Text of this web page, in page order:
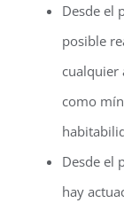
Desde el
posible
cualquier
como
Desde el
hay